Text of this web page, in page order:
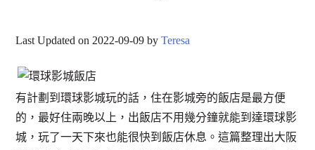
Last Updated on 2022-09-09 byTeresa
有計劃到環球影城玩的話，住在影城旁的飯店是最方便
的，最好住兩晚以上，出飯店不用幾分鐘就能到達環球影
城，玩了一天下來也能很快到飯店休息。這篇整理出大阪